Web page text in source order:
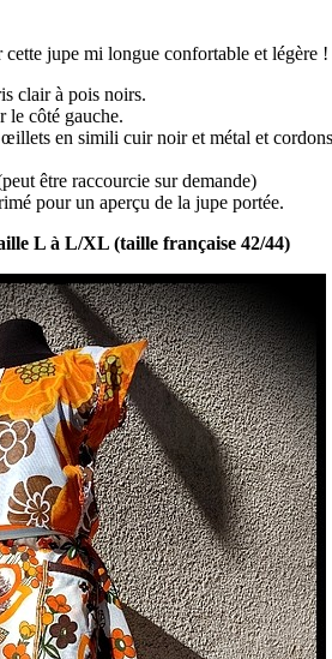
jupe mi longue confortable et légère !
clair à pois noirs.
le côté gauche.
en simili cuir noir et métal et cordons
être raccourcie sur demande)
pour un aperçu de la jupe portée.
L à L/XL (taille française 42/44)